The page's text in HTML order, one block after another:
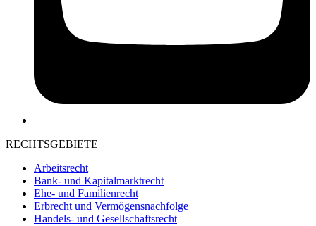
RECHTSGEBIETE
Arbeitsrecht
Bank- und Kapitalmarktrecht
Ehe- und Familienrecht
Erbrecht und Vermögensnachfolge
Handels- und Gesellschaftsrecht